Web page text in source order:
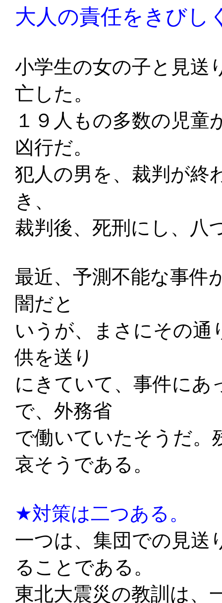
大人の責任をきびし
小学生の女の子と見送
亡した。
１９人もの多数の児
凶行だ。
犯人の男を、裁判が終
き、
裁判後、死刑にし、八
最近、予測不能な事件
闇だと
いうが、まさにその通
供を送り
にきていて、事件にあ
で、外務省
で働いていたそうだ。
哀そうである。
★対策は二つある。
一つは、集団での見送
ることである。
東北大震災の教訓は、